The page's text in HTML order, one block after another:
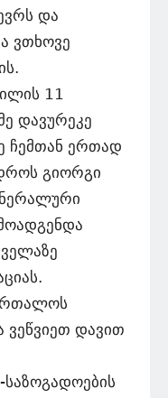
და
ვთხოვე
11
დავურეკე
ჩემთან ერთად
გიორგი
ვეწვიეთ დავით